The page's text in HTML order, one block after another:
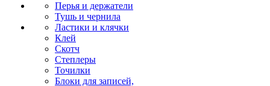
Перья и держатели
Тушь и чернила
Ластики и клячки
Клей
Скотч
Степлеры
Точилки
Блоки для записей,